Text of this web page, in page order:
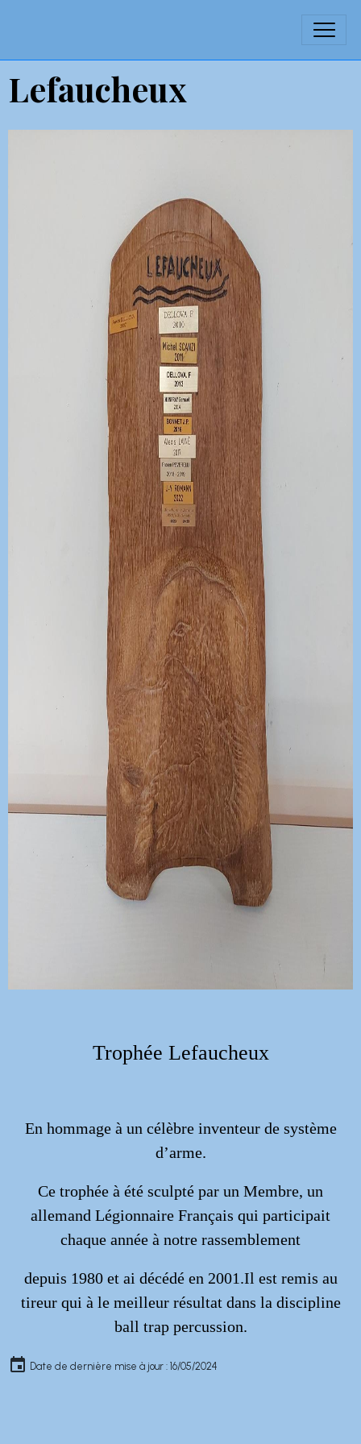
Lefaucheux
Trophée Lefaucheux
En hommage à un célèbre inventeur de système
d’arme.
Ce trophée à été sculpté par un Membre, un
allemand Légionnaire Français qui participait
chaque année à notre rassemblement
depuis 1980 et ai décédé en 2001.Il est remis au
tireur qui à le meilleur résultat dans la discipline
ball trap percussion.
Date de dernière mise à jour : 16/05/2024